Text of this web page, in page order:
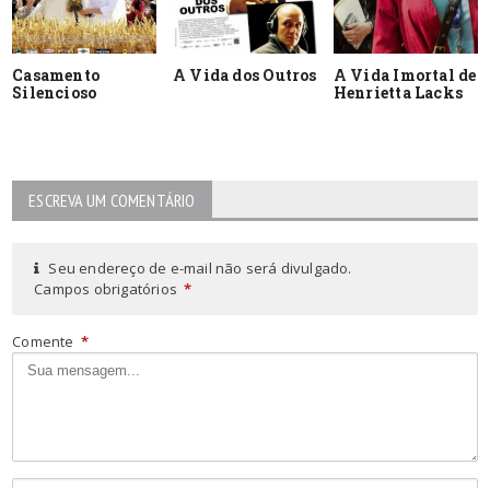
Casamento
Silencioso
A Vida dos Outros
A Vida Imortal de
Henrietta Lacks
ESCREVA UM COMENTÁRIO
Seu endereço de e-mail não será divulgado.
Campos obrigatórios *
Comente *